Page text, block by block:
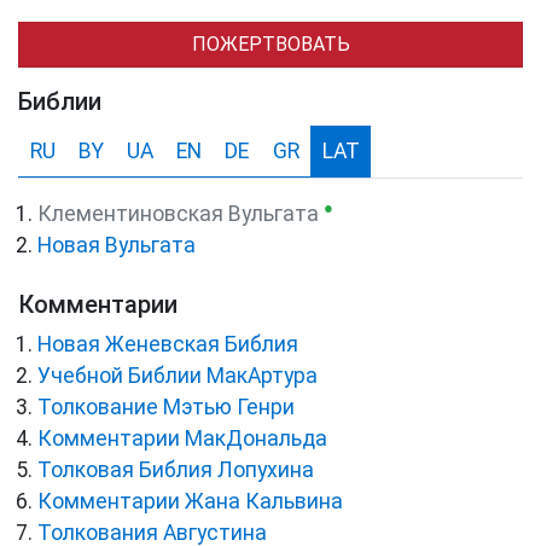
ПОЖЕРТВОВАТЬ
Библии
RU BY UA EN DE GR LAT
Клементиновская Вульгата ●
Новая Вульгата
Комментарии
Новая Женевская Библия
Учебной Библии МакАртура
Толкование Мэтью Генри
Комментарии МакДональда
Толковая Библия Лопухина
Комментарии Жана Кальвина
Толкования Августина